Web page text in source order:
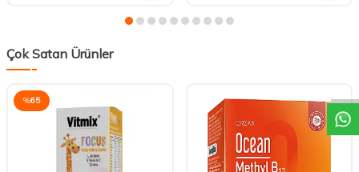
Çok Satan Ürünler
%65